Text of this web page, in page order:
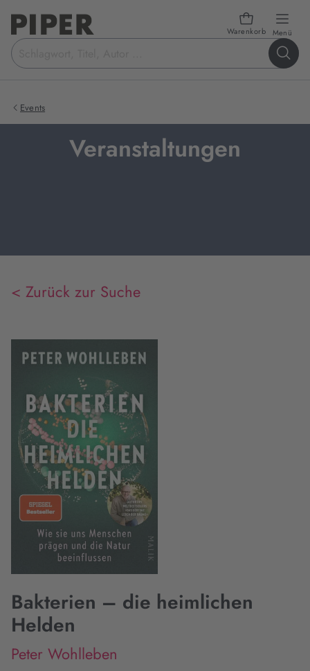
Warenkorb Menü
Suchbegriff
eingeben
Events
Veranstaltungen
< Zurück zur Suche
Bakterien – die heimlichen
Helden
Peter Wohlleben